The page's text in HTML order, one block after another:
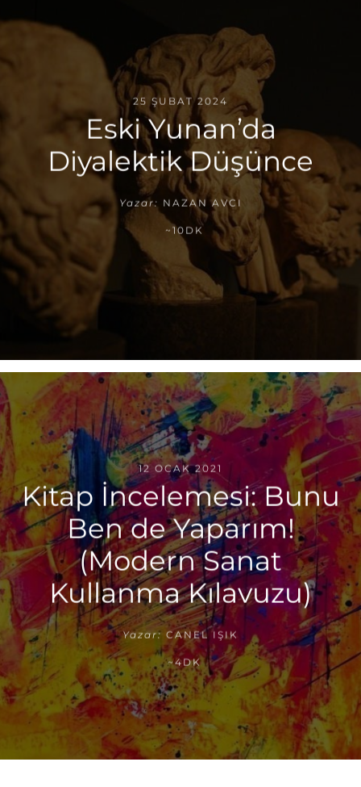
25 ŞUBAT 2024
Eski Yunan’da
Diyalektik Düşünce
Yazar: NAZAN AVCI
~10DK
12 OCAK 2021
Kitap İncelemesi: Bunu
Ben de Yaparım!
(Modern Sanat
Kullanma Kılavuzu)
Yazar: CANEL IŞIK
~4DK